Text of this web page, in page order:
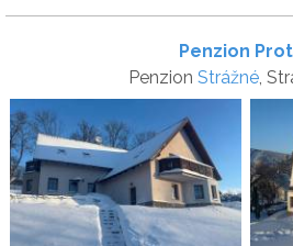
Penzion
Penzion Strážné,